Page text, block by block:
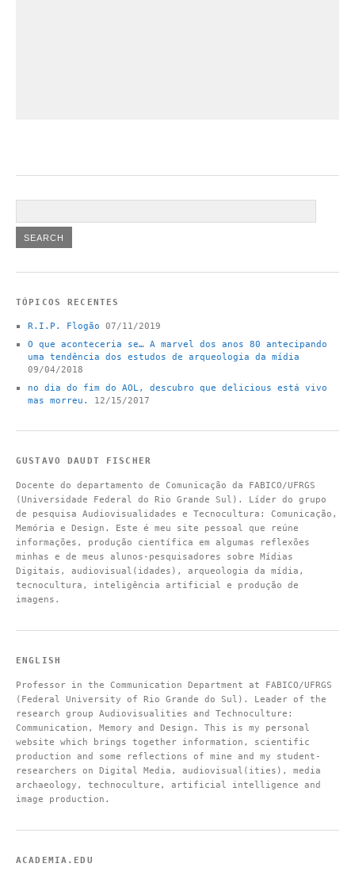
TÓPICOS RECENTES
R.I.P. Flogão 07/11/2019
O que aconteceria se… A marvel dos anos 80 antecipando
uma tendência dos estudos de arqueologia da mídia
09/04/2018
no dia do fim do AOL, descubro que delicious está vivo
mas morreu.
12/15/2017
GUSTAVO DAUDT FISCHER
Docente do departamento de Comunicação da FABICO/UFRGS
(Universidade Federal do Rio Grande Sul). Líder do grupo
de pesquisa Audiovisualidades e Tecnocultura: Comunicação,
Memória e Design. Este é meu site pessoal que reúne
informações, produção científica em algumas reflexões
minhas e de meus alunos-pesquisadores sobre Mídias
Digitais, audiovisual(idades), arqueologia da mídia,
tecnocultura, inteligência artificial e produção de
imagens.
ENGLISH
Professor in the Communication Department at FABICO/UFRGS
(Federal University of Rio Grande do Sul). Leader of the
research group Audiovisualities and Technoculture:
Communication, Memory and Design. This is my personal
website which brings together information, scientific
production and some reflections of mine and my student-
researchers on Digital Media, audiovisual(ities), media
archaeology, technoculture, artificial intelligence and
image production.
ACADEMIA.EDU